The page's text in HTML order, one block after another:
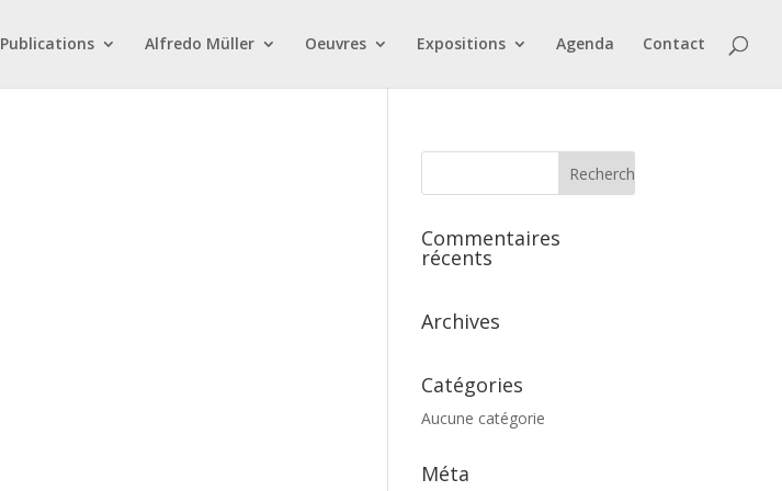
Publications Alfredo Müller Oeuvres Expositions Agenda Contact
Commentaires
récents
Archives
Catégories
Aucune catégorie
Méta